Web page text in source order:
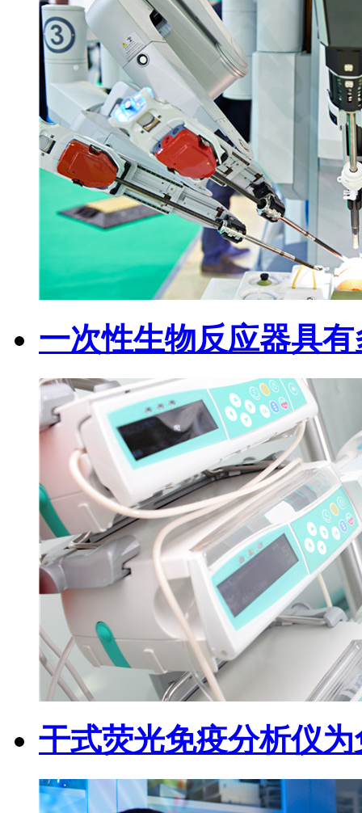
一次性生物反应器具
干式荧光免疫分析仪